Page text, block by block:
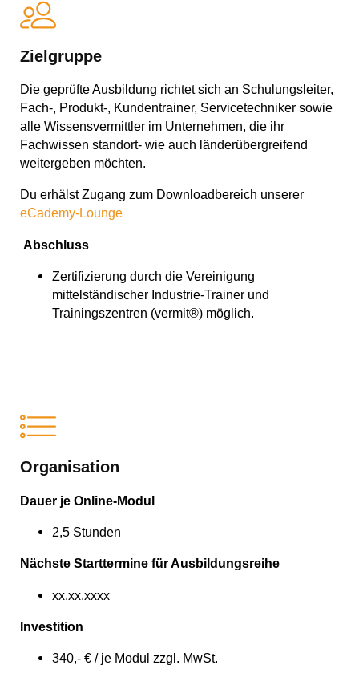
Zielgruppe
Die geprüfte Ausbildung richtet sich an Schulungsleiter,
Fach-, Produkt-, Kundentrainer, Servicetechniker sowie
alle Wissensvermittler im Unternehmen, die ihr
Fachwissen standort- wie auch länderübergreifend
weitergeben möchten.
Du erhälst Zugang zum Downloadbereich unserer
eCademy-Lounge
Abschluss
Zertifizierung durch die Vereinigung
mittelständischer Industrie-Trainer und
Trainingszentren (vermit®) möglich.
Organisation
Dauer je Online-Modul
2,5 Stunden
Nächste Starttermine für Ausbildungsreihe
xx.xx.xxxx
Investition
340,- € / je Modul zzgl. MwSt.